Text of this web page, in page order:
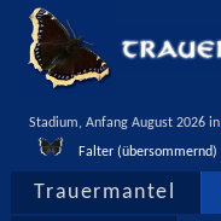
Stadium, Anfang August 2026 in
Falter (übersommernd)
Trauermantel